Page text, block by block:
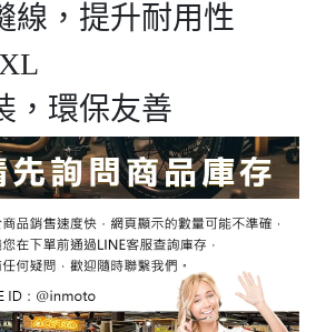
線，提升耐用性
，環保友善